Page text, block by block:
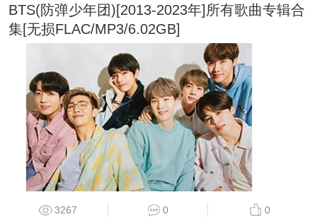
BTS(防弹少年团)[2013-2023年]所有歌曲专辑合
集[无损FLAC/MP3/6.02GB]
3267 0 0